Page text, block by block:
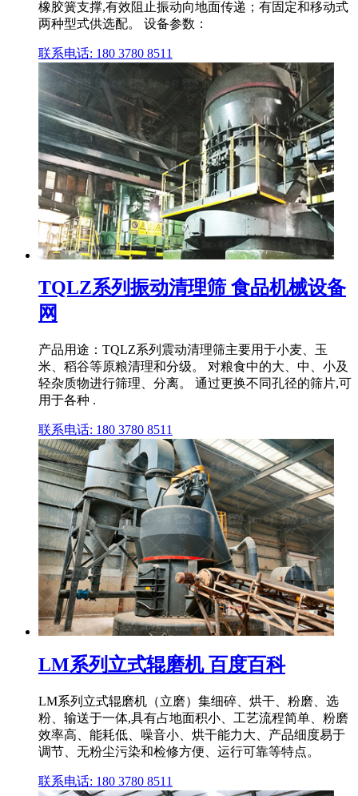
橡胶簧支撑,有效阻止振动向地面传递；有固定和移动式
两种型式供选配。 设备参数：
联系电话: 180 3780 8511
TQLZ系列振动清理筛 食品机械设备
网
产品用途：TQLZ系列震动清理筛主要用于小麦、玉
米、稻谷等原粮清理和分级。 对粮食中的大、中、小及
轻杂质物进行筛理、分离。 通过更换不同孔径的筛片,可
用于各种 .
联系电话: 180 3780 8511
LM系列立式辊磨机 百度百科
LM系列立式辊磨机（立磨）集细碎、烘干、粉磨、选
粉、输送于一体,具有占地面积小、工艺流程简单、粉磨
效率高、能耗低、噪音小、烘干能力大、产品细度易于
调节、无粉尘污染和检修方便、运行可靠等特点。
联系电话: 180 3780 8511